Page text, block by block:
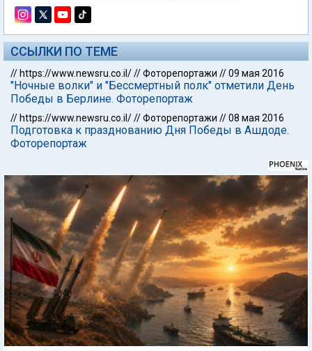
ССЫЛКИ ПО ТЕМЕ
//https://www.newsru.co.il///Фоторепортажи //09 мая 2016
"Ночные волки" и "Бессмертный полк" отметили День
Победы в Берлине. Фоторепортаж
//https://www.newsru.co.il///Фоторепортажи //08 мая 2016
Подготовка к празднованию Дня Победы в Ашдоде.
Фоторепортаж